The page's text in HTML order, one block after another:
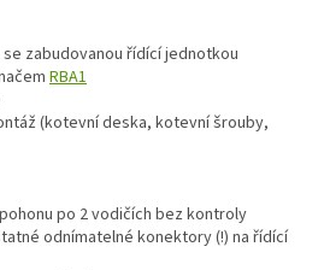
se zabudovanou řídící jednotkou
RBA1
(kotevní deska, kotevní šrouby,
po 2 vodičích bez kontroly
odnímatelné konektory (!) na řídící